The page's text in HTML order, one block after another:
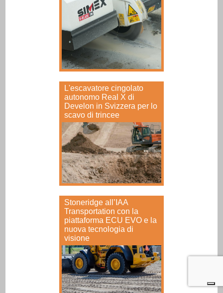
L'escavatore cingolato
autonomo Real X di
Develon in Svizzera per lo
scavo di trincee
Stoneridge all’IAA
Transportation con la
piattaforma ECU EVO e la
nuova tecnologia di
visione